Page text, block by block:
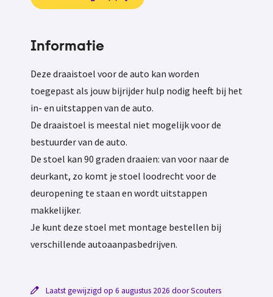
Informatie
Deze draaistoel voor de auto kan worden
toegepast als jouw bijrijder hulp nodig heeft bij het
in- en uitstappen van de auto.
De draaistoel is meestal niet mogelijk voor de
bestuurder van de auto.
De stoel kan 90 graden draaien: van voor naar de
deurkant, zo komt je stoel loodrecht voor de
deuropening te staan en wordt uitstappen
makkelijker.
Je kunt deze stoel met montage bestellen bij
verschillende autoaanpasbedrijven.
Laatst gewijzigd op 6 augustus 2026 door Scouters